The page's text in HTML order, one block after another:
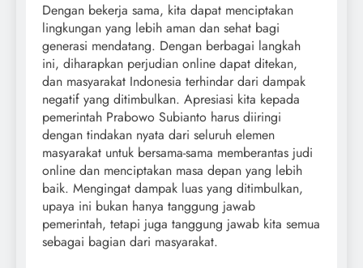
Dengan bekerja sama, kita dapat menciptakan
lingkungan yang lebih aman dan sehat bagi
generasi mendatang. Dengan berbagai langkah
ini, diharapkan perjudian online dapat ditekan,
dan masyarakat Indonesia terhindar dari dampak
negatif yang ditimbulkan. Apresiasi kita kepada
pemerintah Prabowo Subianto harus diiringi
dengan tindakan nyata dari seluruh elemen
masyarakat untuk bersama-sama memberantas judi
online dan menciptakan masa depan yang lebih
baik. Mengingat dampak luas yang ditimbulkan,
upaya ini bukan hanya tanggung jawab
pemerintah, tetapi juga tanggung jawab kita semua
sebagai bagian dari masyarakat.